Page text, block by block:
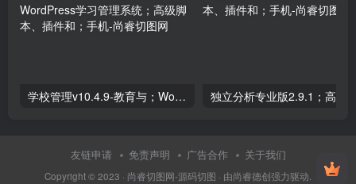
学校管理v10.4.9-教育与；WordPress学习管理系统；高级脚本、插件和；手机
友链申请 免责声明 广告合作 关于我们
Copyright © 2023 · 尚睿切图网-源码切图 · 由尚睿德创强力驱动.